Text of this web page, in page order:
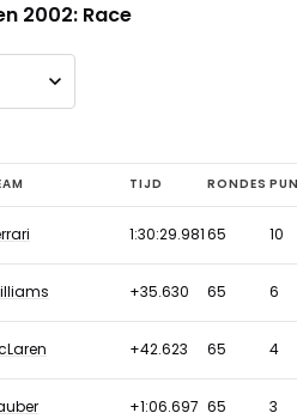
2002: Race
TIJD RONDES
1:30:29.98165 10
+35.630 65 6
+42.623 65 4
+1:06.697 65 3